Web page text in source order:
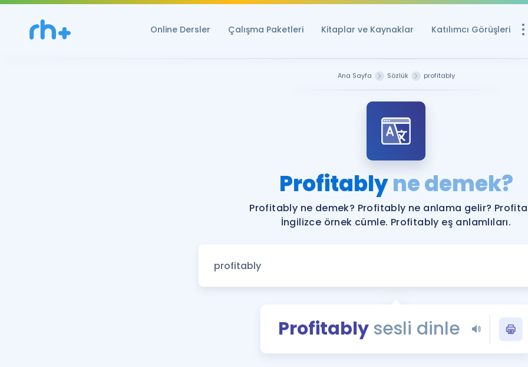
Online Dersler Çalışma Paketleri Kitaplar ve Kaynaklar Katılımcı Görüşleri
YDS ve YÖKDİL
YDS ve YÖKDİL'e
Tüm ÖSYM
YDS - YÖKDİL
İngilizce Gramer
Ana Sayfa Sözlük profitably
Profitablyne demek?
Profitably ne demek? Profitably ne anlama gelir?
İngilizce örnek cümle. Profitably eş anlamlıları.
Profitablysesli dinle